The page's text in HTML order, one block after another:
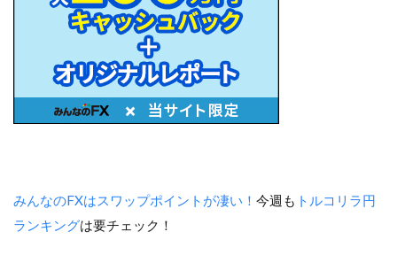
みんなのFXはスワップポイントが凄い！ 今週も トルコリラ円
ランキングは要チェック！